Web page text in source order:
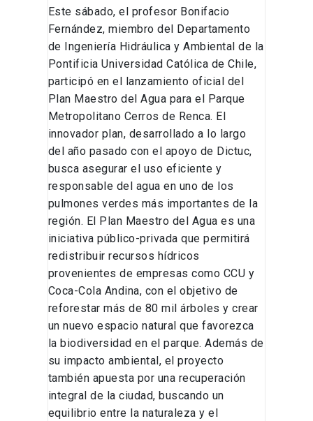
Este sábado, el profesor Bonifacio
Fernández, miembro del Departamento
de Ingeniería Hidráulica y Ambiental de la
Pontificia Universidad Católica de Chile,
participó en el lanzamiento oficial del
Plan Maestro del Agua para el Parque
Metropolitano Cerros de Renca. El
innovador plan, desarrollado a lo largo
del año pasado con el apoyo de Dictuc,
busca asegurar el uso eficiente y
responsable del agua en uno de los
pulmones verdes más importantes de la
región. El Plan Maestro del Agua es una
iniciativa público-privada que permitirá
redistribuir recursos hídricos
provenientes de empresas como CCU y
Coca-Cola Andina, con el objetivo de
reforestar más de 80 mil árboles y crear
un nuevo espacio natural que favorezca
la biodiversidad en el parque. Además de
su impacto ambiental, el proyecto
también apuesta por una recuperación
integral de la ciudad, buscando un
equilibrio entre la naturaleza y el
Sostenibilidad